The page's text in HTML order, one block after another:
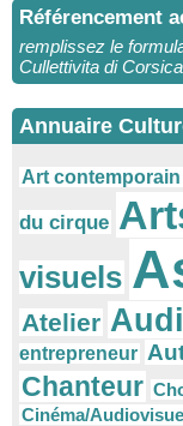
Référencement
remplissez le
Cullettivita di Corsica
Annuaire
Art contemporain
du cirque
visuels
Atelier
entrepreneur
Chanteur
Cinéma/